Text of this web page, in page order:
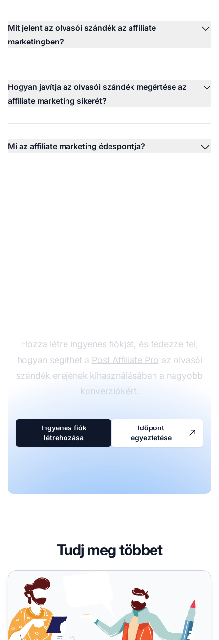
Mit jelent az olvasói szándék az affiliate
marketingben?
Hogyan javítja az olvasói szándék megértése az
affiliate marketing sikerét?
Mi az affiliate marketing édespontja?
Hozza létre ingyenes fiókját, és fedezze fel,
hogyan segíthet a Post Affiliate Pro az olvasói
szándék erejének kihasználásában a nagyobb
konverziókért.
Ingyenes fiók
létrehozása
Időpont
egyeztetése
Tudj meg többet
Hogyan írjunk tartalmat affiliate marketinghez, amely